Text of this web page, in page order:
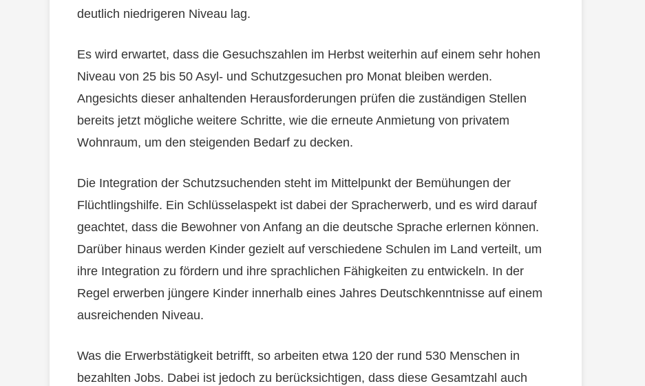
deutlich niedrigeren Niveau lag.
Es wird erwartet, dass die Gesuchszahlen im Herbst weiterhin auf einem sehr hohen
Niveau von 25 bis 50 Asyl- und Schutzgesuchen pro Monat bleiben werden.
Angesichts dieser anhaltenden Herausforderungen prüfen die zuständigen Stellen
bereits jetzt mögliche weitere Schritte, wie die erneute Anmietung von privatem
Wohnraum, um den steigenden Bedarf zu decken.
Die Integration der Schutzsuchenden steht im Mittelpunkt der Bemühungen der
Flüchtlingshilfe. Ein Schlüsselaspekt ist dabei der Spracherwerb, und es wird darauf
geachtet, dass die Bewohner von Anfang an die deutsche Sprache erlernen können.
Darüber hinaus werden Kinder gezielt auf verschiedene Schulen im Land verteilt, um
ihre Integration zu fördern und ihre sprachlichen Fähigkeiten zu entwickeln. In der
Regel erwerben jüngere Kinder innerhalb eines Jahres Deutschkenntnisse auf einem
ausreichenden Niveau.
Was die Erwerbstätigkeit betrifft, so arbeiten etwa 120 der rund 530 Menschen in
bezahlten Jobs. Dabei ist jedoch zu berücksichtigen, dass diese Gesamtzahl auch